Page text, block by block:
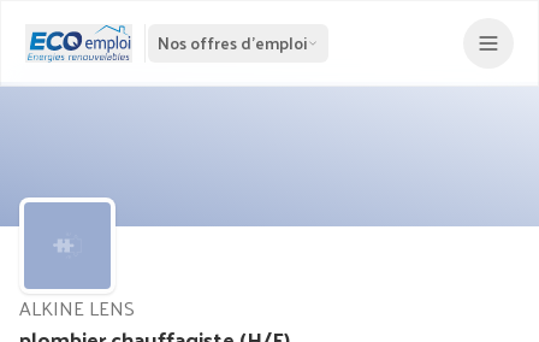
Nos offres d'emploi
ALKINE LENS